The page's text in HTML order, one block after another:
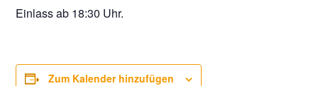
Einlass ab 18:30 Uhr.
Zum Kalender hinzufügen